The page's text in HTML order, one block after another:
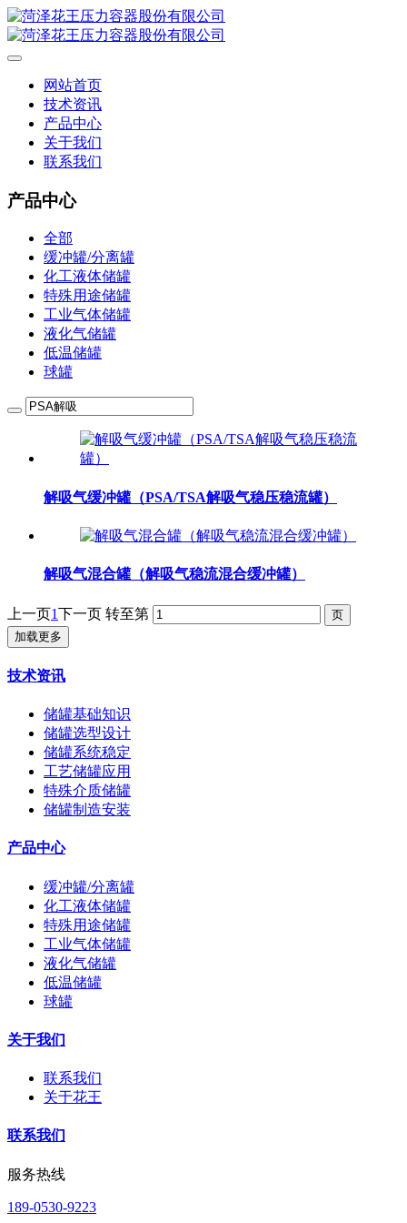
网站首页
技术资讯
产品中心
关于我们
联系我们
产品中心
全部
缓冲罐/分离罐
化工液体储罐
特殊用途储罐
工业气体储罐
液化气储罐
低温储罐
球罐
解吸气缓冲罐（PSA/TSA解吸气稳压稳流罐）
解吸气混合罐（解吸气稳流混合缓冲罐）
上一页1下一页 转至第
加载更多
技术资讯
储罐基础知识
储罐选型设计
储罐系统稳定
工艺储罐应用
特殊介质储罐
储罐制造安装
产品中心
缓冲罐/分离罐
化工液体储罐
特殊用途储罐
工业气体储罐
液化气储罐
低温储罐
球罐
关于我们
联系我们
关于花王
联系我们
服务热线
189-0530-9223